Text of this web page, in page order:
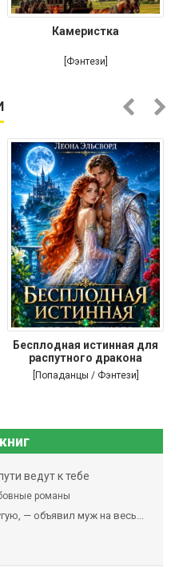
Камеристка
[Фэнтези]
Бесплодная истинная для
распутного дракона
[Попаданцы / Фэнтези]
ведут к тебе
романы
— объявил муж на весь...